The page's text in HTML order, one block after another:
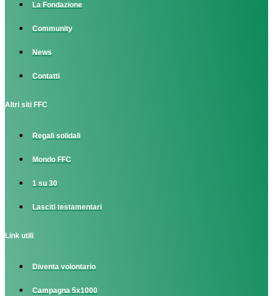
La Fondazione
Community
News
Contatti
Altri siti FFC
Regali solidali
Mondo FFC
1 su 30
Lasciti testamentari
Link utili
Diventa volontario
Campagna 5x1000